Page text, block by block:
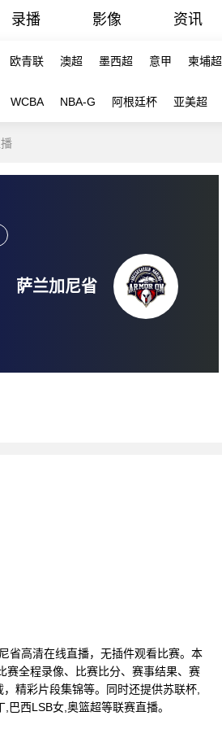
录播 影像 资讯
欧青联 澳超 墨西超 意甲 柬埔超
WCBA NBA-G 阿根廷杯 亚美超
萨兰加尼省
省高清在线直播，无插件观看比赛。本
赛全程录像、比赛比分、赛事结果、赛
精彩片段集锦等。同时还提供苏联杯,
西LSB女,奥篮超等联赛直播。